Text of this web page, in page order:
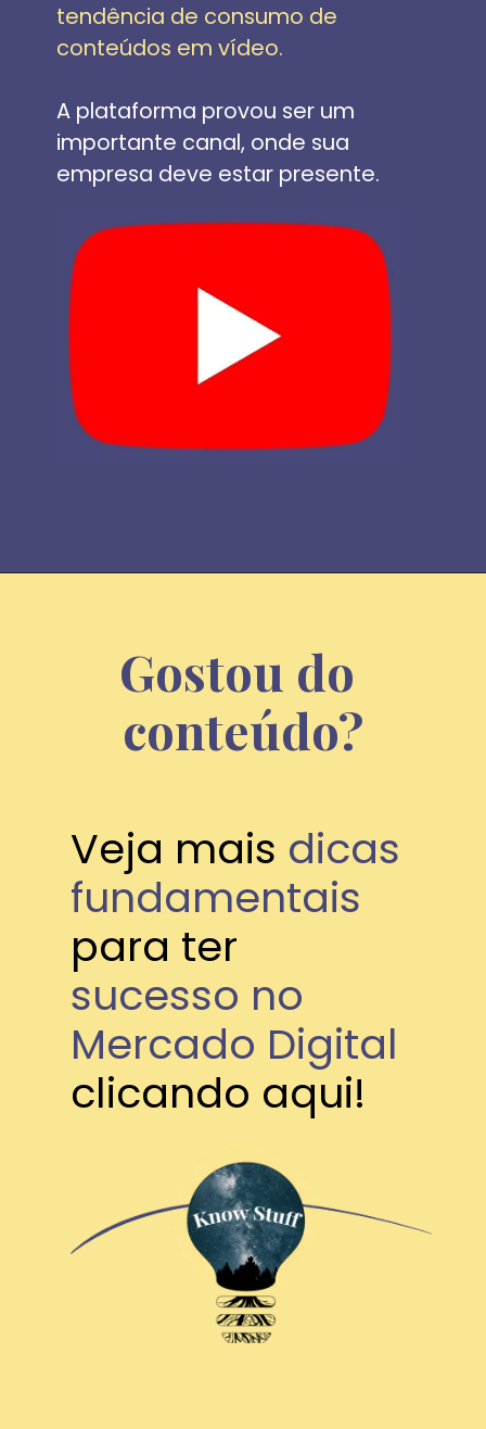
tendência de consumo de
conteúdos em vídeo.
A plataforma provou ser um
importante canal, onde sua
empresa deve estar presente.
Gostou do
conteúdo?
Veja mais dicas
fundamentais
sucesso no
Mercado Digital
clicando aqui!